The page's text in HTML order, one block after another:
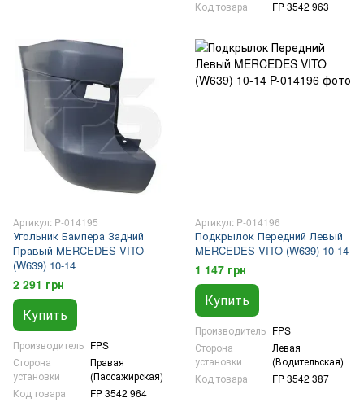
Код товара
FP 3542 963
Артикул: P-014195
Угольник Бампера Задний
Правый MERCEDES VITO
(W639) 10-14
2 291 грн
Купить
Производитель FPS
Сторона
установки
Правая
(Пассажирская)
Код товара
FP 3542 964
Артикул: P-014196
Подкрылок Передний Левый
MERCEDES VITO (W639) 10-14
1 147 грн
Купить
Производитель FPS
Сторона
установки
Левая
(Водительская)
Код товара
FP 3542 387